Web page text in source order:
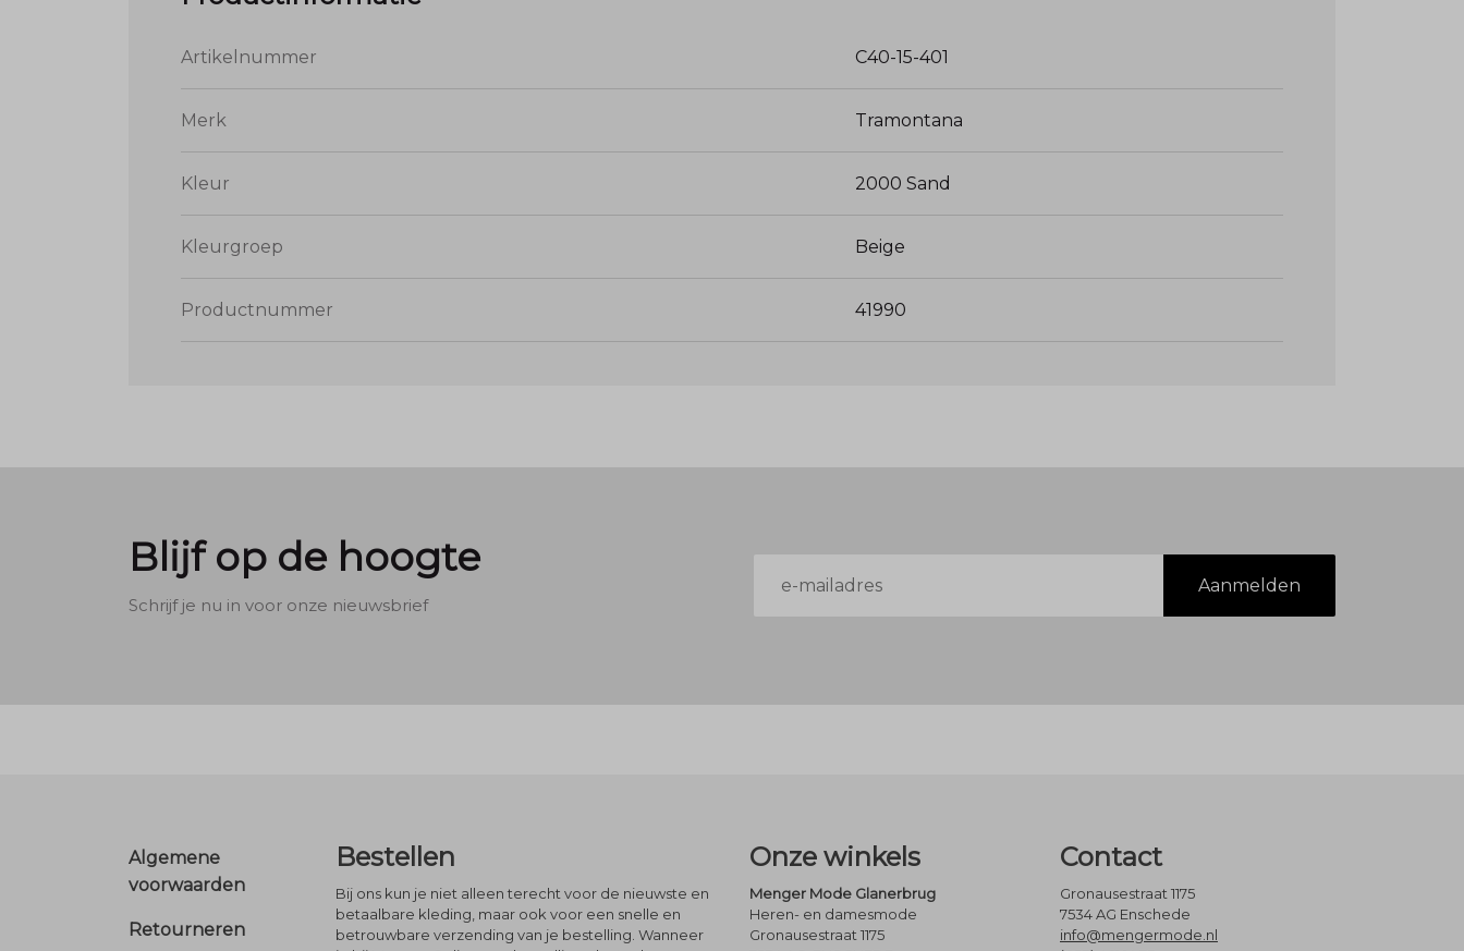
Artikelnummer C40-15-401
Merk Tramontana
Kleur 2000 Sand
Kleurgroep Beige
Productnummer 41990
Blijf op de hoogte
Schrijf je nu in voor onze nieuwsbrief
mailadres
Aanmelden
Footer
Algemene
voorwaarden
Retourneren
Bestellen
Bij ons kun je niet alleen terecht voor de nieuwste en
betaalbare kleding, maar ook voor een snelle en
betrouwbare verzending van je bestelling. Wanneer
Onze winkels
Menger Mode Glanerbrug
Heren- en damesmode
Gronausestraat 1175
Contact
Gronausestraat 1175
7534 AG Enschede
info@mengermode.nl